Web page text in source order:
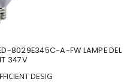
8029E345C-A-FW LAMPE DEL
347V
DESIG